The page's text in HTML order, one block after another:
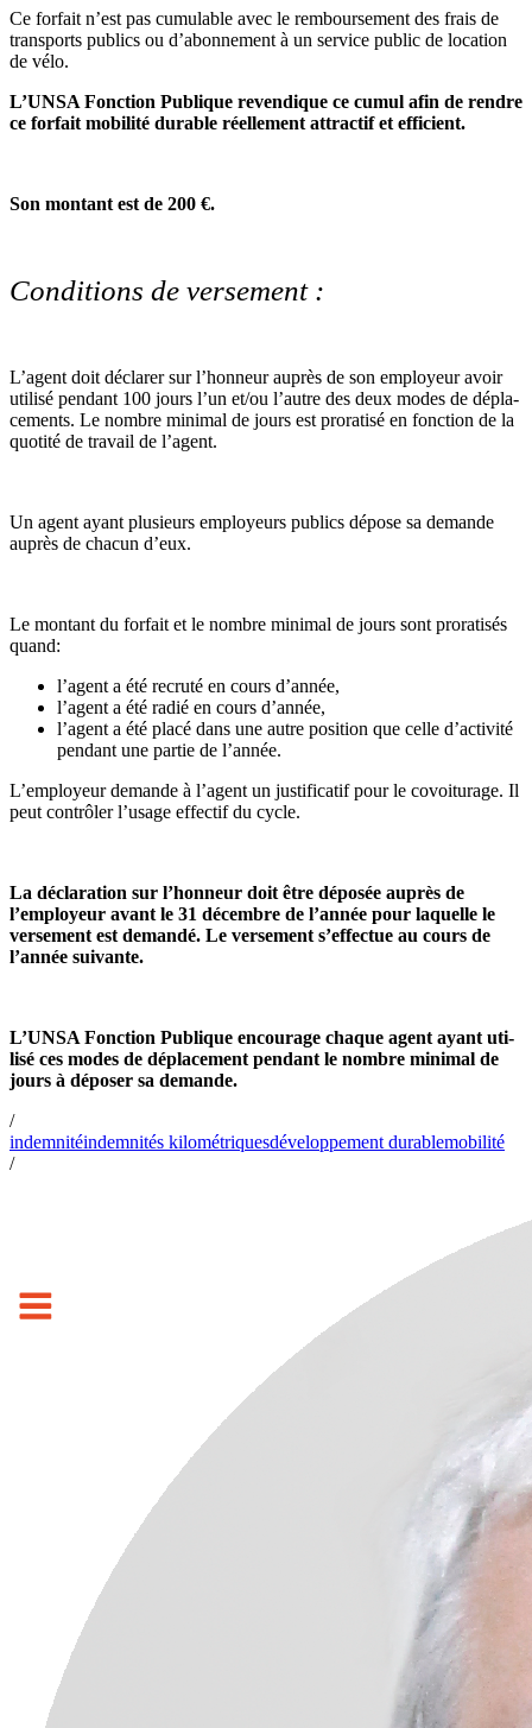
Ce for­fait n’est pas cumu­la­ble avec le rem­bour­se­ment des frais de
trans­ports publics ou d’abon­ne­ment à un ser­vice public de loca­tion
de vélo.
L’UNSA Fonction Publique reven­di­que ce cumul afin de rendre
ce for­fait mobi­lité dura­ble réel­le­ment attrac­tif et effi­cient.
Son mon­tant est de 200 €.
Conditions de versement :
L’agent doit décla­rer sur l’hon­neur auprès de son employeur avoir
uti­lisé pen­dant 100 jours l’un et/ou l’autre des deux modes de dépla­
ce­ments. Le nombre mini­mal de jours est pro­ra­tisé en fonc­tion de la
quo­tité de tra­vail de l’agent.
Un agent ayant plu­sieurs employeurs publics dépose sa demande
auprès de chacun d’eux.
Le mon­tant du for­fait et le nombre mini­mal de jours sont pro­ra­ti­sés
quand:
l’agent a été recruté en cours d’année,
l’agent a été radié en cours d’année,
l’agent a été placé dans une autre position que celle d’activité
pendant une partie de l’année.
L’employeur demande à l’agent un jus­ti­fi­ca­tif pour le covoi­tu­rage. Il
peut contrô­ler l’usage effec­tif du cycle.
La décla­ra­tion sur l’hon­neur doit être dépo­sée auprès de
l’employeur avant le 31 décem­bre de l’année pour laquelle le
ver­se­ment est demandé. Le ver­se­ment s’effec­tue au cours de
l’année sui­vante.
L’UNSA Fonction Publique encou­rage chaque agent ayant uti­
lisé ces modes de dépla­ce­ment pen­dant le nombre mini­mal de
jours à dépo­ser sa demande.
/
indemnitéindemnités kilométriquesdéveloppement durablemobilité
/